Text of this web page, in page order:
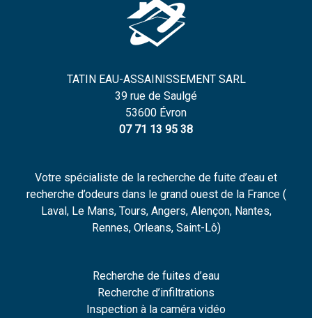
TATIN EAU-ASSAINISSEMENT SARL
39 rue de Saulgé
53600 Évron
07 71 13 95 38
Votre spécialiste de la recherche de fuite d’eau et
recherche d’odeurs dans le grand ouest de la France (
Laval, Le Mans, Tours, Angers, Alençon, Nantes,
Rennes, Orleans, Saint-Lô)
Recherche de fuites d’eau
Recherche d’infiltrations
Inspection à la caméra vidéo